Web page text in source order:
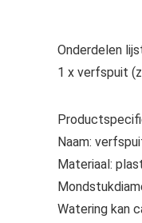
Onderdelen
1 x verfspuit
Naam:
Materiaal:
Watering kan